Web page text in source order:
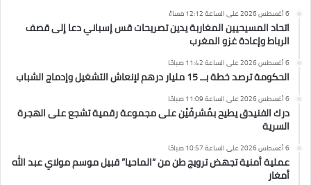
6 أغسطس 2026 على الساعة 12:12 مساءً
اتحاد المسيحيين المغاربة يدين تصريحات قس إسباني دعا إلى قصف
الرباط وإعادة غزو المغرب
6 أغسطس 2026 على الساعة 11:42 صباحًا
الحكومة ترصد خطة بــ 15 مليار درهم لإنعاش التشغيل وإدماج الشباب
6 أغسطس 2026 على الساعة 11:09 صباحًا
درك الفنيدق يطيح بمُشرفَيْن على مجموعة رقمية تشجع على الهجرة
السرية
6 أغسطس 2026 على الساعة 10:57 صباحًا
عملية أمنية تجهض ترويج طن من “الماحيا” قبيل موسم مولاي عبد الله
أمغار